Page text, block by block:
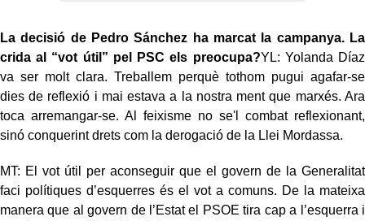
La decisió de Pedro Sánchez ha marcat la campanya. La
crida al “vot útil” pel PSC els preocupa?YL: Yolanda Díaz
va ser molt clara. Treballem perquè tothom pugui agafar-se
dies de reflexió i mai estava a la nostra ment que marxés. Ara
toca arremangar-se. Al feixisme no se'l combat reflexionant,
sinó conquerint drets com la derogació de la Llei Mordassa.
MT: El vot útil per aconseguir que el govern de la Generalitat
faci polítiques d’esquerres és el vot a comuns. De la mateixa
manera que al govern de l’Estat el PSOE tira cap a l’esquerra i